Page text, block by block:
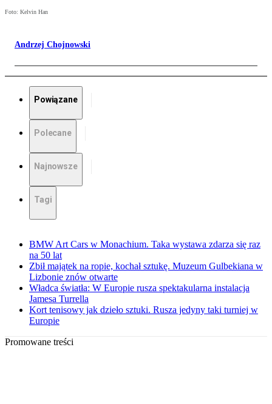
Foto: Kelvin Han
Andrzej Chojnowski
Powiązane
Polecane
Najnowsze
Tagi
BMW Art Cars w Monachium. Taka wystawa zdarza się raz
na 50 lat
Zbił majątek na ropie, kochał sztukę. Muzeum Gulbekiana w
Lizbonie znów otwarte
Władca światła: W Europie rusza spektakularna instalacja
Jamesa Turrella
Kort tenisowy jak dzieło sztuki. Rusza jedyny taki turniej w
Europie
Promowane treści